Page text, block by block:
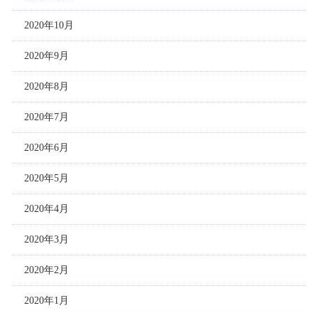
2020年10月
2020年9月
2020年8月
2020年7月
2020年6月
2020年5月
2020年4月
2020年3月
2020年2月
2020年1月